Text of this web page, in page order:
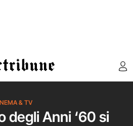
& TV
degli Anni ‘60 si